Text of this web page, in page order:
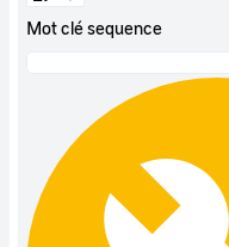
Mot clé sequence